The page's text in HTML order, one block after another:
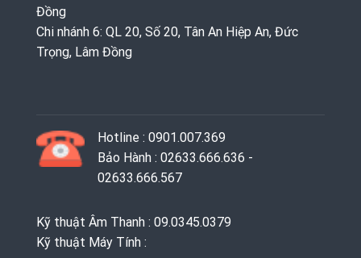
Đồng
Chi nhánh 6: QL 20, Số 20, Tân An Hiệp An, Đức
Trọng, Lâm Đồng
Hotline : 0901.007.369
Bảo Hành : 02633.666.636 -
02633.666.567
Kỹ thuật Âm Thanh : 09.0345.0379
Kỹ thuật Máy Tính :